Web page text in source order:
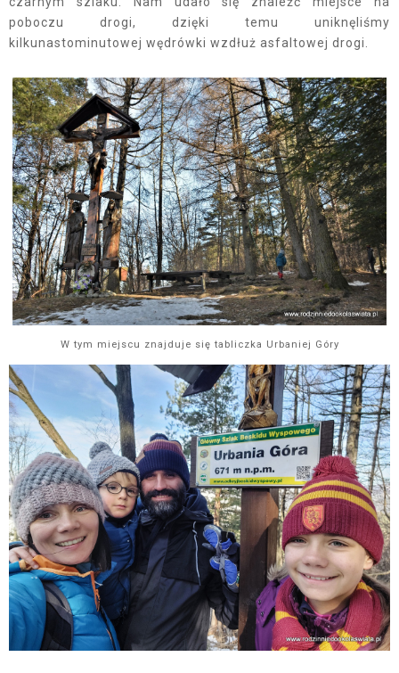
poboczu drogi, dzięki temu uniknęliśmy
kilkunastominutowej wędrówki wzdłuż asfaltowej drogi.
W tym miejscu znajduje się tabliczka Urbaniej Góry